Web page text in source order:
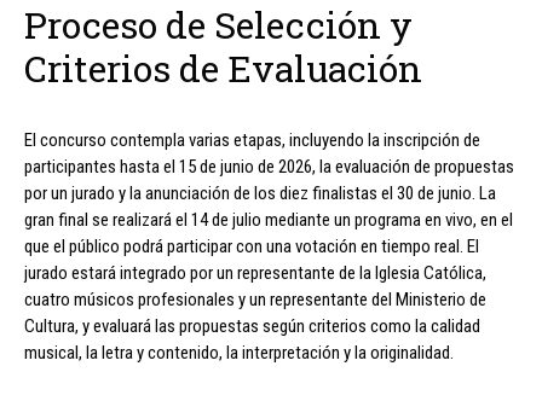
Proceso de Selección y
Criterios de Evaluación
El concurso contempla varias etapas, incluyendo la inscripción de
participantes hasta el 15 de junio de 2026, la evaluación de propuestas
por un jurado y la anunciación de los diez finalistas el 30 de junio. La
gran final se realizará el 14 de julio mediante un programa en vivo, en el
que el público podrá participar con una votación en tiempo real. El
jurado estará integrado por un representante de la Iglesia Católica,
cuatro músicos profesionales y un representante del Ministerio de
Cultura, y evaluará las propuestas según criterios como la calidad
musical, la letra y contenido, la interpretación y la originalidad.